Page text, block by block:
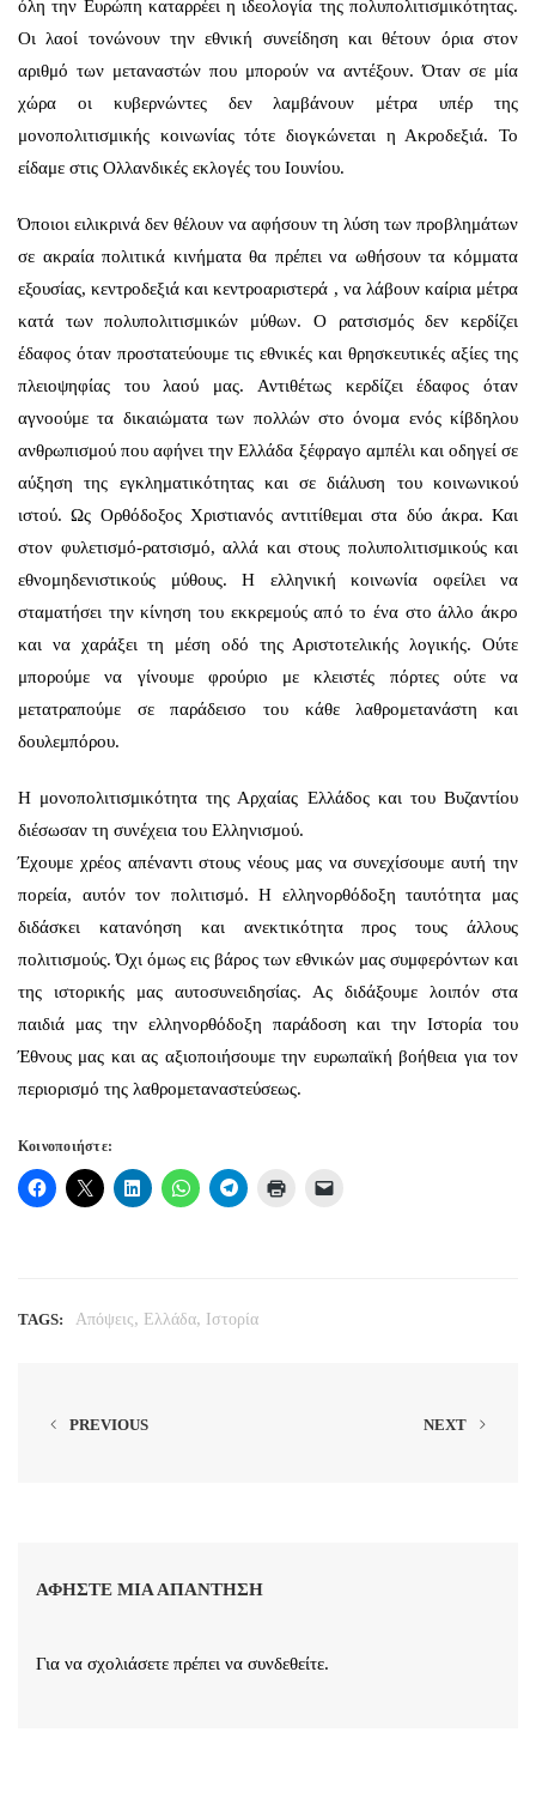
όλη την Ευρώπη καταρρέει η ιδεολογία της πολυπολιτισμικότητας.
Οι λαοί τονώνουν την εθνική συνείδηση και θέτουν όρια στον
αριθμό των μεταναστών που μπορούν να αντέξουν. Όταν σε μία
χώρα οι κυβερνώντες δεν λαμβάνουν μέτρα υπέρ της
μονοπολιτισμικής κοινωνίας τότε διογκώνεται η Ακροδεξιά. Το
είδαμε στις Ολλανδικές εκλογές του Ιουνίου.
Όποιοι ειλικρινά δεν θέλουν να αφήσουν τη λύση των προβλημάτων
σε ακραία πολιτικά κινήματα θα πρέπει να ωθήσουν τα κόμματα
εξουσίας, κεντροδεξιά και κεντροαριστερά , να λάβουν καίρια μέτρα
κατά των πολυπολιτισμικών μύθων. Ο ρατσισμός δεν κερδίζει
έδαφος όταν προστατεύουμε τις εθνικές και θρησκευτικές αξίες της
πλειοψηφίας του λαού μας. Αντιθέτως κερδίζει έδαφος όταν
αγνοούμε τα δικαιώματα των πολλών στο όνομα ενός κίβδηλου
ανθρωπισμού που αφήνει την Ελλάδα ξέφραγο αμπέλι και οδηγεί σε
αύξηση της εγκληματικότητας και σε διάλυση του κοινωνικού
ιστού. Ως Ορθόδοξος Χριστιανός αντιτίθεμαι στα δύο άκρα. Και
στον φυλετισμό-ρατσισμό, αλλά και στους πολυπολιτισμικούς και
εθνομηδενιστικούς μύθους. Η ελληνική κοινωνία οφείλει να
σταματήσει την κίνηση του εκκρεμούς από το ένα στο άλλο άκρο
και να χαράξει τη μέση οδό της Αριστοτελικής λογικής. Ούτε
μπορούμε να γίνουμε φρούριο με κλειστές πόρτες ούτε να
μετατραπούμε σε παράδεισο του κάθε λαθρομετανάστη και
δουλεμπόρου.
Η μονοπολιτισμικότητα της Αρχαίας Ελλάδος και του Βυζαντίου
διέσωσαν τη συνέχεια του Ελληνισμού.
Έχουμε χρέος απέναντι στους νέους μας να συνεχίσουμε αυτή την
πορεία, αυτόν τον πολιτισμό. Η ελληνορθόδοξη ταυτότητα μας
διδάσκει κατανόηση και ανεκτικότητα προς τους άλλους
πολιτισμούς. Όχι όμως εις βάρος των εθνικών μας συμφερόντων και
της ιστορικής μας αυτοσυνειδησίας. Ας διδάξουμε λοιπόν στα
παιδιά μας την ελληνορθόδοξη παράδοση και την Ιστορία του
Έθνους μας και ας αξιοποιήσουμε την ευρωπαϊκή βοήθεια για τον
περιορισμό της λαθρομεταναστεύσεως.
Κοινοποιήστε:
TAGS: Απόψεις, Ελλάδα, Ιστορία
PREVIOUS NEXT
ΑΦΉΣΤΕ ΜΙΑ ΑΠΆΝΤΗΣΗ
Για να σχολιάσετε πρέπει να συνδεθείτε.